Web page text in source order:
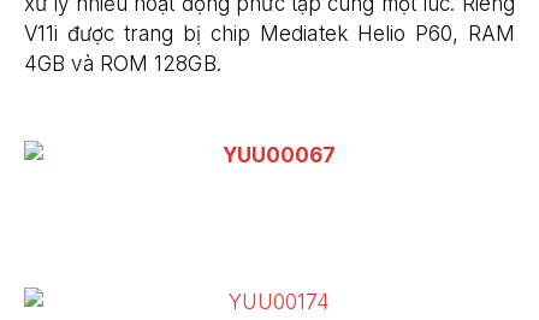
V11i được trang bị chip Mediatek Helio P60, RAM
4GB và ROM 128GB.